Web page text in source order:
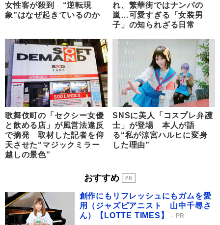
女性客が殺到 “逆転現
象”はなぜ起きているのか
れ、繁華街ではナンパの
嵐…可愛すぎる「女装男
子」の知られざる日常
歌舞伎町の「セクシー女優
と飲める店」が風営法違反
で摘発 取材した記者を仰
天させた“マジックミラー
越しの景色”
SNSに美人「コスプレ弁護
士」が登場 本人が語
る“私が涼宮ハルヒに変身
した理由”
おすすめ
創作にもリフレッシュにもガムを愛
用（ジャズピアニスト 山中千尋さ
ん）【LOTTE TIMES】
PR